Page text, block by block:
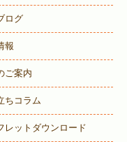
ログ
報
ご案内
ちコラム
レットダウンロード